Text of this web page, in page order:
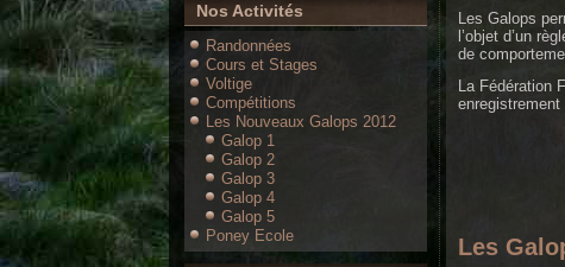
Nos Activités
Randonnées
Cours et Stages
Voltige
Compétitions
Les Nouveaux Galops 2012
Galop 1
Galop 2
Galop 3
Galop 4
Galop 5
Poney Ecole
Les Galops
l’objet d’un
de
La Fédération
enregistrement
Les